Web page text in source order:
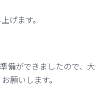
げます。
備ができましたので、
願いします。